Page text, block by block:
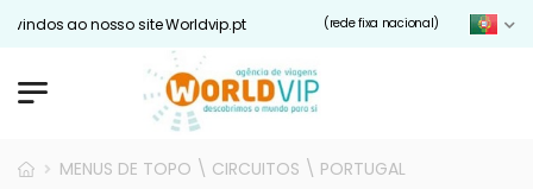
vindos ao nosso site Worldvip.pt (rede fixa nacional)
MENUS DE TOPO \ CIRCUITOS \ PORTUGAL